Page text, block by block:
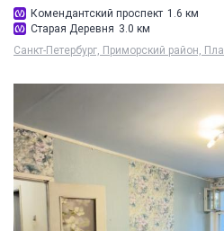
Комендантский проспект 1.6 км
Старая Деревня 3.0 км
Санкт-Петербург, Приморский район,